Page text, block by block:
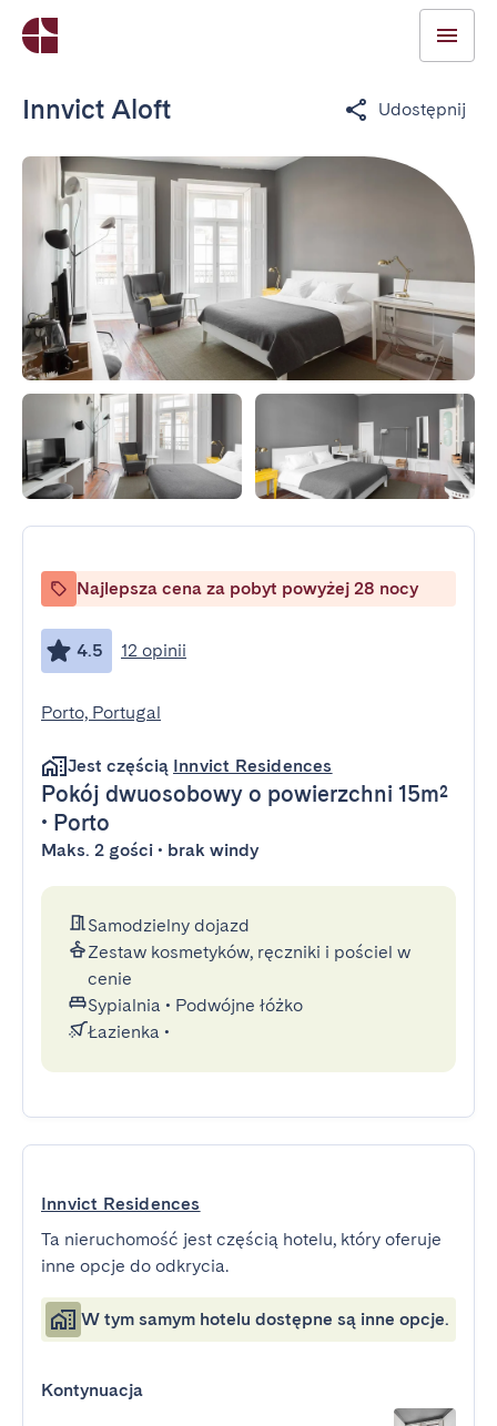
Innvict Aloft Udostępnij
Najlepsza cena za pobyt powyżej 28 nocy
4.5 12 opinii
Porto, Portugal
Jest częścią Innvict Residences
Pokój dwuosobowy o powierzchni 15m²
• Porto
Maks. 2 gości • brak windy
Samodzielny dojazd
Zestaw kosmetyków, ręczniki i pościel w
cenie
Sypialnia • Podwójne łóżko
Łazienka •
Innvict Residences
Ta nieruchomość jest częścią hotelu, który oferuje
inne opcje do odkrycia.
W tym samym hotelu dostępne są inne opcje.
Kontynuacja